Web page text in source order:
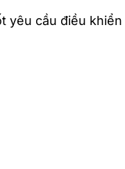
yêu cầu điều